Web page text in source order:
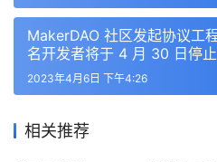
MakerDAO 社区发起协议工
名开发者将于 4 月 30 日停
2023年4月6日 下午4:26
相关推荐